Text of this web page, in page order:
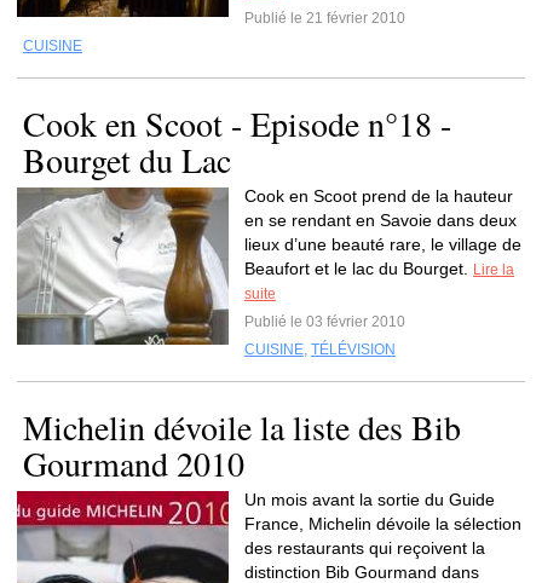
Publié le 21 février 2010
CUISINE
Cook en Scoot - Episode n°18 -
Bourget du Lac
Cook en Scoot prend de la hauteur
en se rendant en Savoie dans deux
lieux d’une beauté rare, le village de
Beaufort et le lac du Bourget.
Lire la
suite
Publié le 03 février 2010
CUISINE, TÉLÉVISION
Michelin dévoile la liste des Bib
Gourmand 2010
Un mois avant la sortie du Guide
France, Michelin dévoile la sélection
des restaurants qui reçoivent la
distinction Bib Gourmand dans